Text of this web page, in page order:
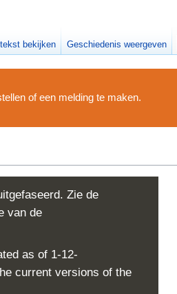
of een melding te maken.
Zie de
van de
as of 1-12-
current versions of the
bekijken Geschiedenis weergeven